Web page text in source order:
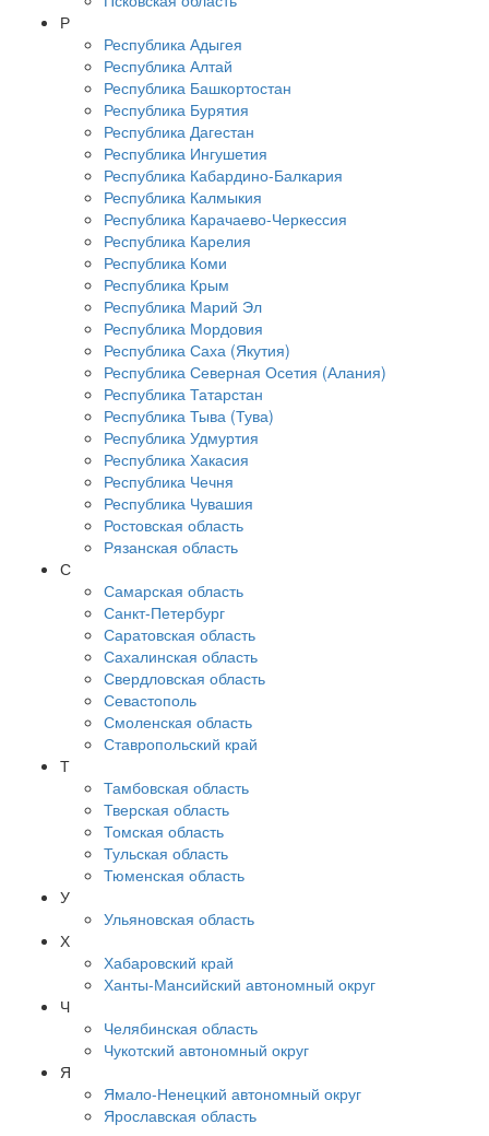
Р
Республика Адыгея
Республика Алтай
Республика Башкортостан
Республика Бурятия
Республика Дагестан
Республика Ингушетия
Республика Кабардино-Балкария
Республика Калмыкия
Республика Карачаево-Черкессия
Республика Карелия
Республика Коми
Республика Крым
Республика Марий Эл
Республика Мордовия
Республика Саха (Якутия)
Республика Северная Осетия (Алания)
Республика Татарстан
Республика Тыва (Тува)
Республика Удмуртия
Республика Хакасия
Республика Чечня
Республика Чувашия
Ростовская область
Рязанская область
С
Самарская область
Санкт-Петербург
Саратовская область
Сахалинская область
Свердловская область
Севастополь
Смоленская область
Ставропольский край
Т
Тамбовская область
Тверская область
Томская область
Тульская область
Тюменская область
У
Ульяновская область
Х
Хабаровский край
Ханты-Мансийский автономный округ
Ч
Челябинская область
Чукотский автономный округ
Я
Ямало-Ненецкий автономный округ
Ярославская область